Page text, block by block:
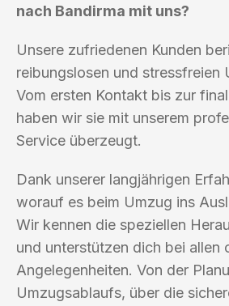
nach Bandirma mit uns?
Unsere zufriedenen Kunden
reibungslosen und stressfreien
Vom ersten Kontakt bis zur
haben wir sie mit unserem
Service überzeugt.
Dank unserer langjährigen
worauf es beim Umzug ins
Wir kennen die speziellen
und unterstützen dich bei allen
Angelegenheiten. Von der
Umzugsablaufs, über die